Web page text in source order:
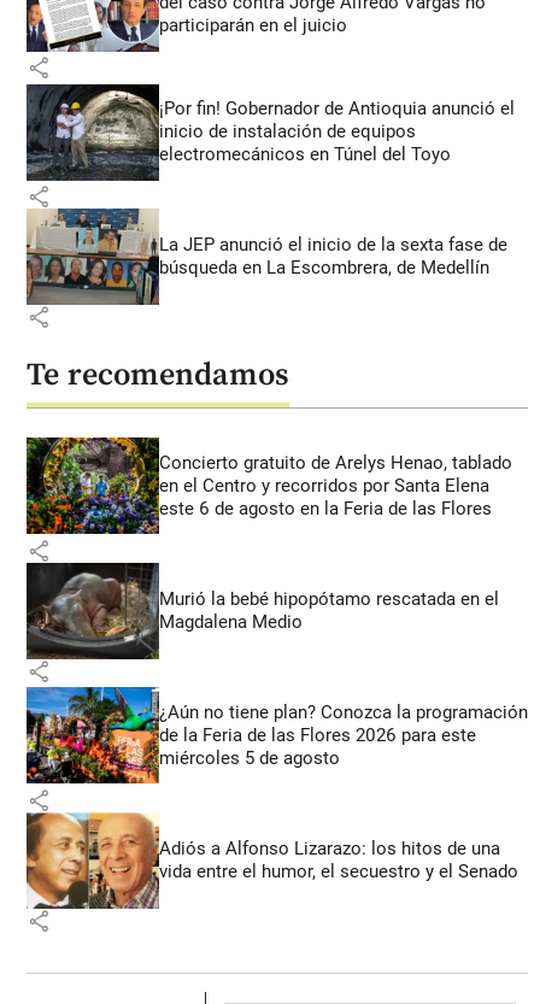
participarán en el juicio
share
¡Por fin! Gobernador de Antioquia anunció el
inicio de instalación de equipos
electromecánicos en Túnel del Toyo
share
La JEP anunció el inicio de la sexta fase de
búsqueda en La Escombrera, de Medellín
share
Te recomendamos
Concierto gratuito de Arelys Henao, tablado
en el Centro y recorridos por Santa Elena
este 6 de agosto en la Feria de las Flores
share
Murió la bebé hipopótamo rescatada en el
Magdalena Medio
share
¿Aún no tiene plan? Conozca la programación
de la Feria de las Flores 2026 para este
miércoles 5 de agosto
share
Adiós a Alfonso Lizarazo: los hitos de una
vida entre el humor, el secuestro y el Senado
share